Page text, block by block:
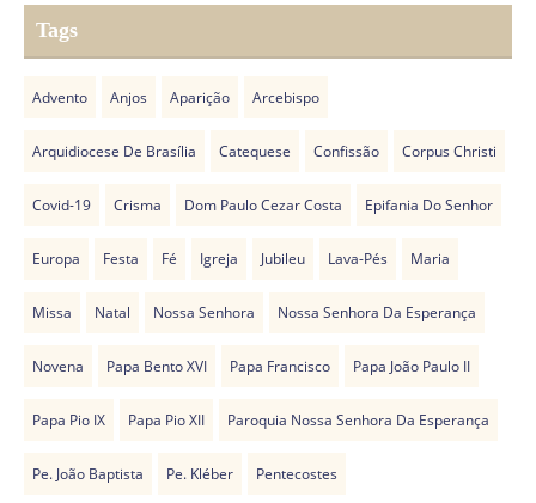
Tags
Advento Anjos Aparição Arcebispo
Arquidiocese De Brasília Catequese Confissão Corpus Christi
Covid-19 Crisma Dom Paulo Cezar Costa Epifania Do Senhor
Europa Festa Fé Igreja Jubileu Lava-Pés Maria
Missa Natal Nossa Senhora Nossa Senhora Da Esperança
Novena Papa Bento XVI Papa Francisco Papa João Paulo II
Papa Pio IX Papa Pio XII Paroquia Nossa Senhora Da Esperança
Pe. João Baptista Pe. Kléber Pentecostes